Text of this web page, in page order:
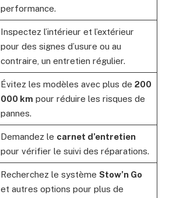
performance.
Inspectez l’intérieur et l’extérieur
pour des signes d’usure ou au
contraire, un entretien régulier.
Évitez les modèles avec plus de 200
000 km pour réduire les risques de
pannes.
Demandez le carnet d’entretien
pour vérifier le suivi des réparations.
Recherchez le système Stow’n Go
et autres options pour plus de